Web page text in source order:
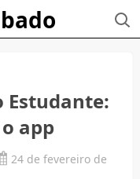
Estudante:
app
24 de fevereiro de